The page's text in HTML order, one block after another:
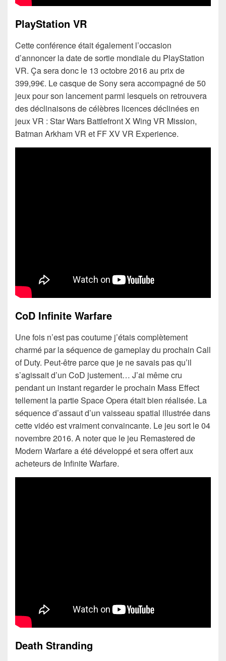
PlayStation VR
Cette conférence était également l’occasion
d’annoncer la date de sortie mondiale du PlayStation
VR. Ça sera donc le 13 octobre 2016 au prix de
399,99€. Le casque de Sony sera accompagné de 50
jeux pour son lancement parmi lesquels on retrouvera
des déclinaisons de célèbres licences déclinées en
jeux VR : Star Wars Battlefront X Wing VR Mission,
Batman Arkham VR et FF XV VR Experience.
CoD Infinite Warfare
Une fois n’est pas coutume j’étais complètement
charmé par la séquence de gameplay du prochain Call
of Duty. Peut-être parce que je ne savais pas qu’il
s’agissait d’un CoD justement… J’ai même cru
pendant un instant regarder le prochain Mass Effect
tellement la partie Space Opera était bien réalisée. La
séquence d’assaut d’un vaisseau spatial illustrée dans
cette vidéo est vraiment convaincante. Le jeu sort le 04
novembre 2016. A noter que le jeu Remastered de
Modern Warfare a été développé et sera offert aux
acheteurs de Infinite Warfare.
Death Stranding